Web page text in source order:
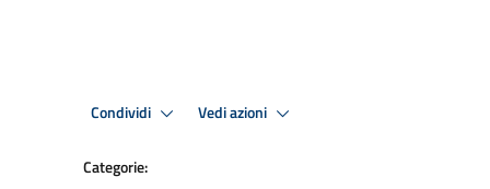
Condividi Vedi azioni
Categorie: